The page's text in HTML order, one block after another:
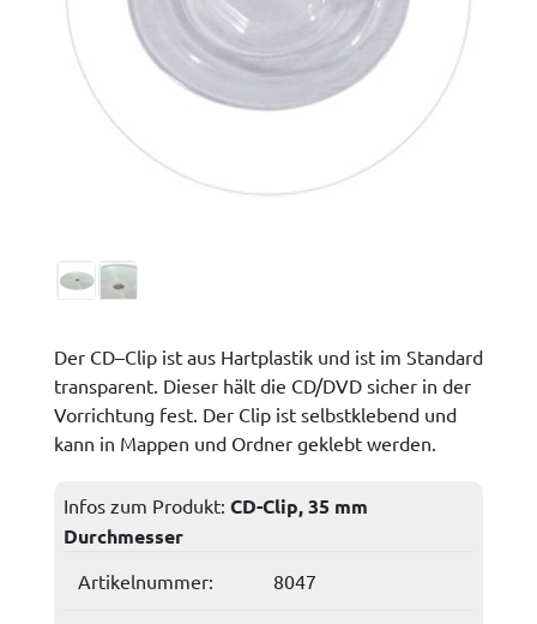
Der CD–Clip ist aus Hartplastik und ist im Standard
transparent. Dieser hält die CD/DVD sicher in der
Vorrichtung fest. Der Clip ist selbstklebend und
kann in Mappen und Ordner geklebt werden.
Infos zum Produkt: CD-Clip, 35 mm
Durchmesser
Artikelnummer: 8047